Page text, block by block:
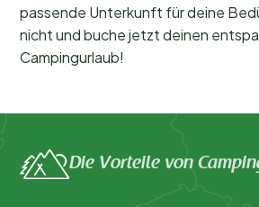
passende Unterkunft für deine
nicht und buche jetzt deinen
Campingurlaub!
Die Vorteile von